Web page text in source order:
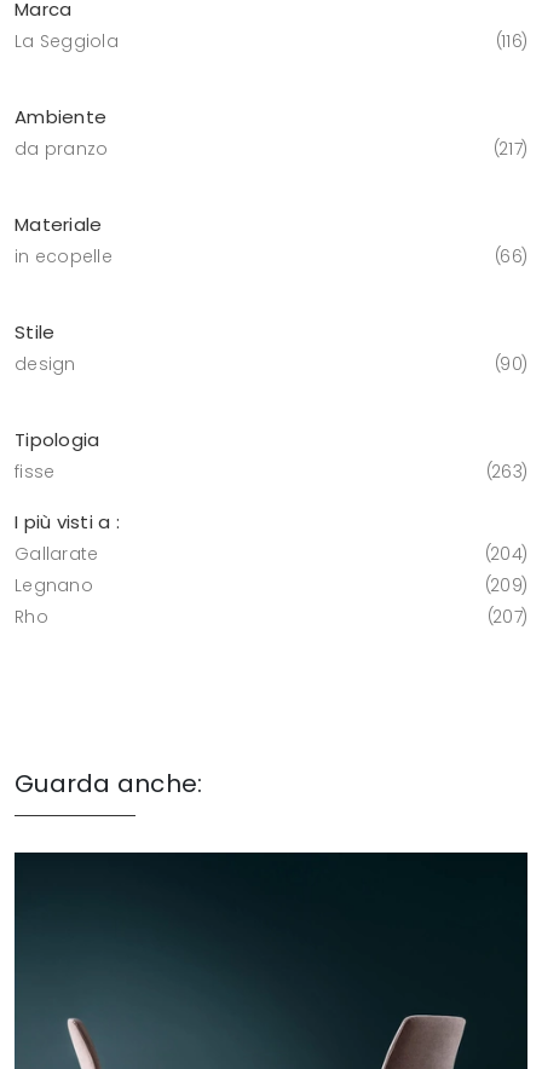
Marca
La Seggiola 116
Ambiente
da pranzo 217
Materiale
in ecopelle 66
Stile
design 90
Tipologia
fisse 263
I più visti a :
Gallarate
204
Legnano
209
Rho
207
Guarda anche: